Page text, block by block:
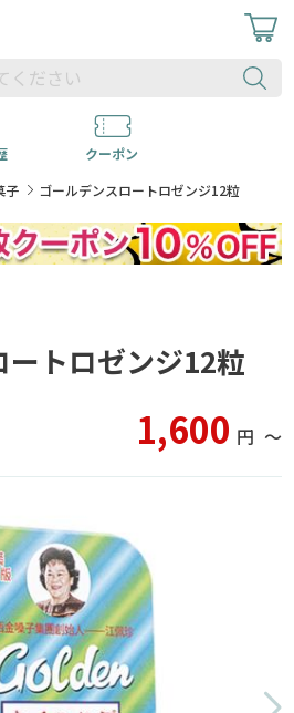
クーポン
子 ゴールデンスロートロゼンジ12粒
ートロゼンジ12粒
1,600 円 〜